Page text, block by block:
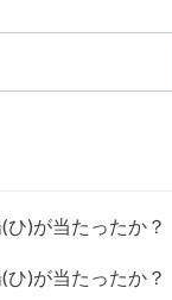
)が当たったか？
)が当たったか？